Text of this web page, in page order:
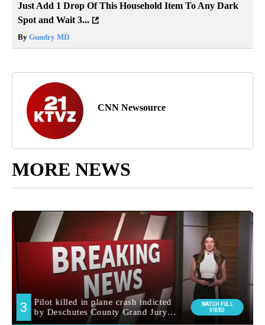
Just Add 1 Drop Of This Household Item To Any Dark
Spot and Wait 3...
By Gundry MD
CNN Newsource
MORE NEWS